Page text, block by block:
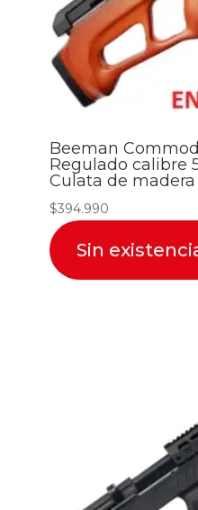
Beeman
Regulado calibre
Culata de madera
$394.990
Sin